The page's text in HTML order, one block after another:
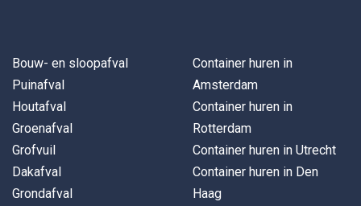
Bouw- en sloopafval
Puinafval
Houtafval
Groenafval
Grofvuil
Dakafval
Grondafval
Container huren in
Amsterdam
Container huren in
Rotterdam
Container huren in Utrecht
Container huren in Den
Haag